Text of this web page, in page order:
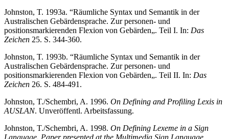
Johnston, T. 1993a. “Räumliche Syntax und Semantik in der
Australischen Gebärdensprache. Zur personen- und
positionsmarkierenden Flexion von Gebärden„. Teil I. In: Das
Zeichen 25. S. 344-360.
Johnston, T. 1993b. “Räumliche Syntax und Semantik in der
Australischen Gebärdensprache. Zur personen- und
positionsmarkierenden Flexion von Gebärden„. Teil II. In: Das
Zeichen 26. S. 484-491.
Johnston, T./Schembri, A. 1996. On Defining and Profiling Lexis in
AUSLAN. Unveröffentl. Arbeitsfassung.
Johnston, T./Schembri, A. 1998. On Defining Lexeme in a Sign